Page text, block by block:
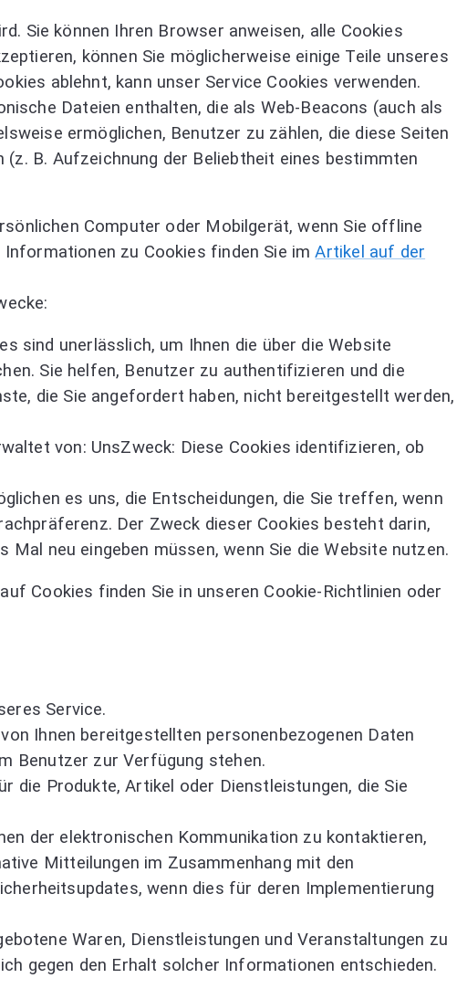
Sie können Ihren Browser anweisen, alle Cookies
können Sie möglicherweise einige Teile unseres
ablehnt, kann unser Service Cookies verwenden.
Dateien enthalten, die als Web-Beacons (auch als
ermöglichen, Benutzer zu zählen, die diese Seiten
B. Aufzeichnung der Beliebtheit eines bestimmten
Computer oder Mobilgerät, wenn Sie offline
Informationen zu Cookies finden Sie imArtikel auf der
sind unerlässlich, um Ihnen die über die Website
Sie helfen, Benutzer zu authentifizieren und die
die Sie angefordert haben, nicht bereitgestellt werden,
von: UnsZweck: Diese Cookies identifizieren, ob
es uns, die Entscheidungen, die Sie treffen, wenn
Der Zweck dieser Cookies besteht darin,
neu eingeben müssen, wenn Sie die Website nutzen.
Cookies finden Sie in unseren Cookie-Richtlinien oder
Service.
Ihnen bereitgestellten personenbezogenen Daten
Benutzer zur Verfügung stehen.
die Produkte, Artikel oder Dienstleistungen, die Sie
der elektronischen Kommunikation zu kontaktieren,
Mitteilungen im Zusammenhang mit den
wenn dies für deren Implementierung
Waren, Dienstleistungen und Veranstaltungen zu
gegen den Erhalt solcher Informationen entschieden.